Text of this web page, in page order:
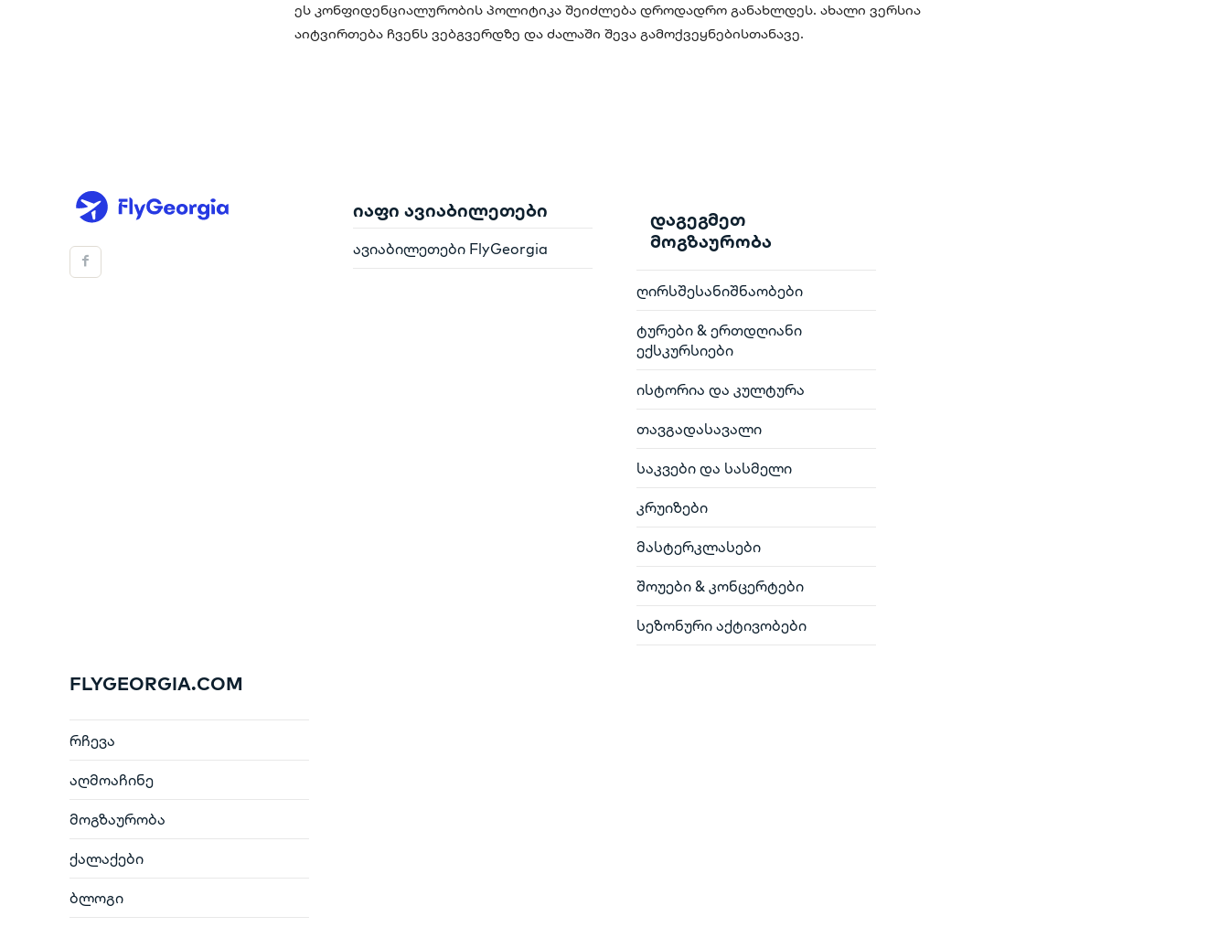
ეს კონფიდენციალურობის პოლიტიკა შეიძლება დროდადრო განახლდეს. ახალი ვერსია
აიტვირთება ჩვენს ვებგვერდზე და ძალაში შევა გამოქვეყნებისთანავე.
იაფი ავიაბილეთები
ავიაბილეთები FlyGeorgia
დაგეგმეთ
მოგზაურობა
ღირსშესანიშნაობები
ტურები & ერთდღიანი
ექსკურსიები
ისტორია და კულტურა
თავგადასავალი
საკვები და სასმელი
კრუიზები
მასტერკლასები
შოუები & კონცერტები
სეზონური აქტივობები
FLYGEORGIA.COM
რჩევა
აღმოაჩინე
მოგზაურობა
ქალაქები
ბლოგი